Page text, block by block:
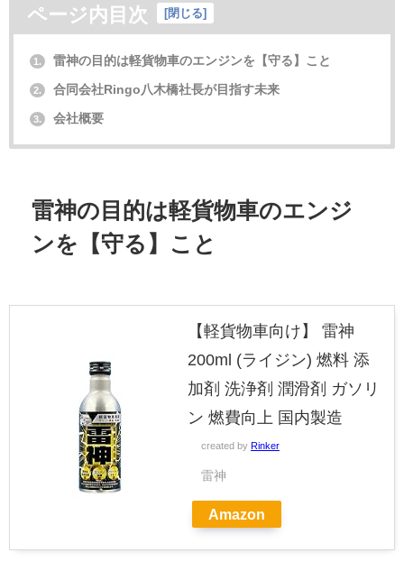
ページ内目次 [閉じる]
1. 雷神の目的は軽貨物車のエンジンを【守る】こと
2. 合同会社Ringo八木橋社長が目指す未来
3. 会社概要
雷神の目的は軽貨物車のエンジ
ンを【守る】こと
【軽貨物車向け】 雷神
200ml (ライジン) 燃料 添
加剤 洗浄剤 潤滑剤 ガソリ
ン 燃費向上 国内製造
created by Rinker
雷神
Amazon